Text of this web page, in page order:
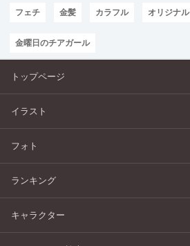
フェチ 金髪 カラフル オリジナル
金曜日のチアガール
トップページ
イラスト
フォト
ランキング
キャラクター